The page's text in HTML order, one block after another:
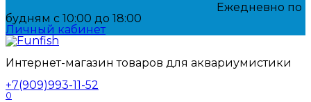
Ежедневно по
будням с 10:00 до 18:00
Личный кабинет
Интернет-магазин товаров для аквариумистики
+7(909)993-11-52
0